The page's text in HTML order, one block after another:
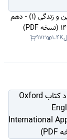
دانلود کتاب دین و زندگی (1) - دهم
1.4K
972